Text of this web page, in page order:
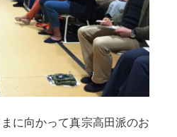
に向かって真宗高田派のお